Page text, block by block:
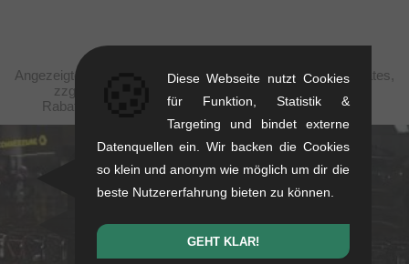
Angezeigte Preise verstehen sich steuerfrei nach United States,
zzgl. Versandkosten. Durchgestrichene Preise (bei
Rabattierungen) entsprechen der UVP des Herstellers.
kunstform Stuttgart
Rotebühlstr. 63, 70178 Stuttgart
Sa: 11-16
Diese Webseite nutzt Cookies
für Funktion, Statistik &
Targeting und bindet externe
Datenquellen ein. Wir backen die Cookies
so klein und anonym wie möglich um dir die
beste Nutzererfahrung bieten zu können.
GEHT KLAR!